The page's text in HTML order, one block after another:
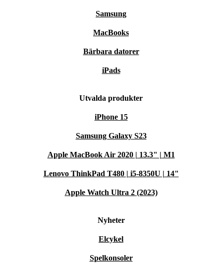
Samsung
MacBooks
Bärbara datorer
iPads
Utvalda produkter
iPhone 15
Samsung Galaxy S23
Apple MacBook Air 2020 | 13.3" | M1
Lenovo ThinkPad T480 | i5-8350U | 14"
Apple Watch Ultra 2 (2023)
Nyheter
Elcykel
Spelkonsoler